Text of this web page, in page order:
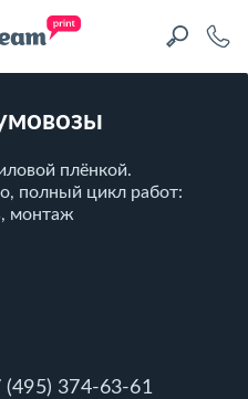
плёнкой.
полный цикл работ:
монтаж
(495) 374-63-61